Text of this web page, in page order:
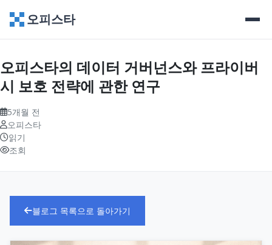
오피스타
오피스타의 데이터 거버넌스와 프라이버
시 보호 전략에 관한 연구
5개월 전
오피스타
읽기
조회
블로그 목록으로 돌아가기